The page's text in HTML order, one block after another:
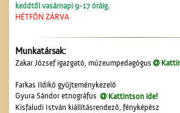
Kezdődik az iskola!
keddtől vasárnapi 9-17 óráig.
HÉTFŐN ZÁRVA
Munkatársak:
Zakar József igazgató, múzeumpedagógus
Farkas Ildikó gyűjteménykezelő
Gyura Sándor etnográfus
Kattintson ide!
Kisfaludi István kiállításrendező, fényképész